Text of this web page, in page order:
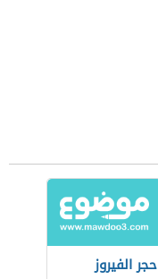
حجر الفيروز